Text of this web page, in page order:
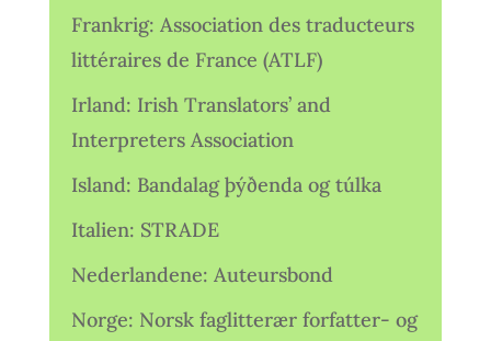
Frankrig: Association des traducteurs
littéraires de France (ATLF)
Irland: Irish Translators’ and
Interpreters Association
Island: Bandalag þýðenda og túlka
Italien: STRADE
Nederlandene: Auteursbond
Norge: Norsk faglitterær forfatter- og